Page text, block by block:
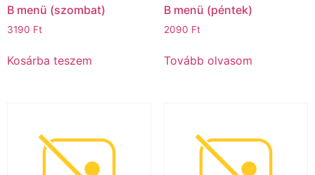
B menü (szombat)ㅤ
3190 Ft
Kosárba teszem
B menü (péntek)
2090 Ft
Tovább olvasom